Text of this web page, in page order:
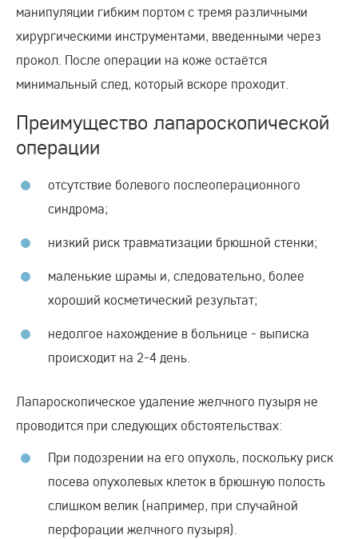
манипуляции гибким портом с тремя различными
хирургическими инструментами, введенными через
прокол. После операции на коже остаётся
минимальный след, который вскоре проходит.
Преимущество лапароскопической
операции
отсутствие болевого послеоперационного
синдрома;
низкий риск травматизации брюшной стенки;
маленькие шрамы и, следовательно, более
хороший косметический результат;
недолгое нахождение в больнице - выписка
происходит на 2-4 день.
Лапароскопическое удаление желчного пузыря не
проводится при следующих обстоятельствах:
При подозрении на его опухоль, поскольку риск
посева опухолевых клеток в брюшную полость
слишком велик (например, при случайной
перфорации желчного пузыря).